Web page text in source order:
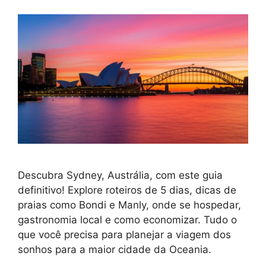
Descubra Sydney, Austrália, com este guia
definitivo! Explore roteiros de 5 dias, dicas de
praias como Bondi e Manly, onde se hospedar,
gastronomia local e como economizar. Tudo o
que você precisa para planejar a viagem dos
sonhos para a maior cidade da Oceania.